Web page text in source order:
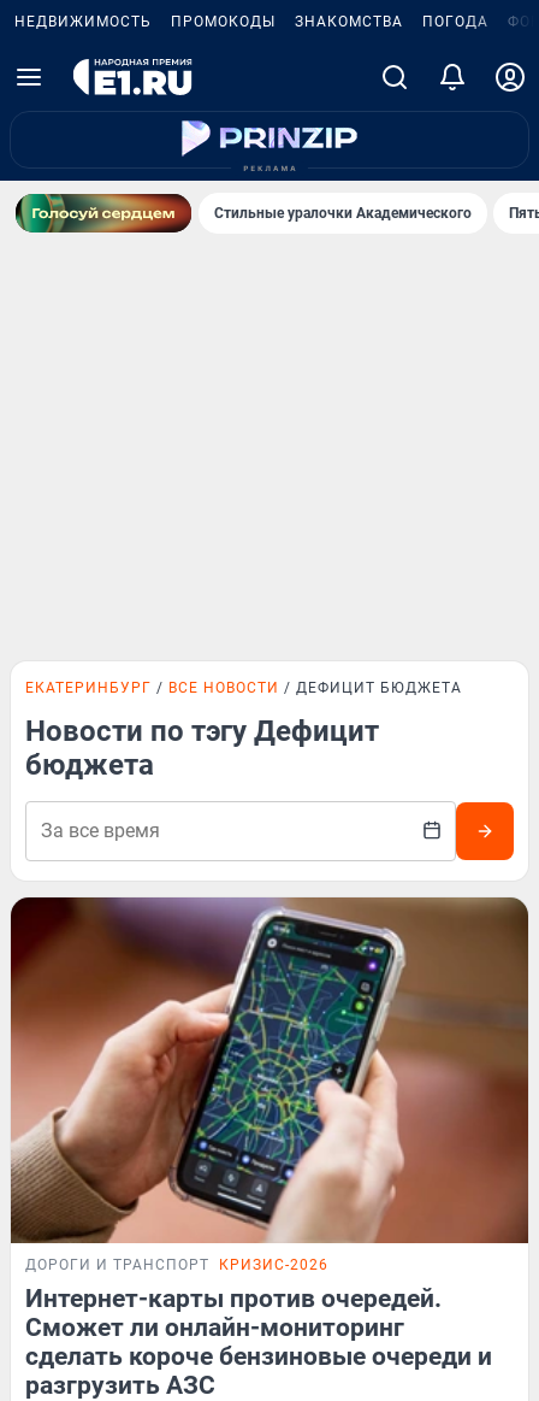
НЕДВИЖИМОСТЬ ПРОМОКОДЫ ЗНАКОМСТВА ПОГОДА
Стильные уралочки Академического
ЕКАТЕРИНБУРГ ВСЕ НОВОСТИ ДЕФИЦИТ БЮДЖЕТА
Новости по тэгу Дефицит
бюджета
ДОРОГИ И ТРАНСПОРТ КРИЗИС-2026
Интернет-карты против очередей.
Сможет ли онлайн-мониторинг
сделать короче бензиновые очереди и
разгрузить АЗС